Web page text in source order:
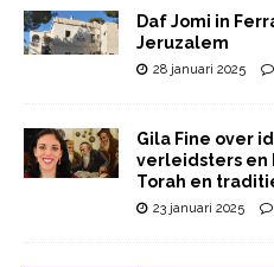
Daf Jomi in
Jeruzalem
28 januari 2025
Gila Fine over
verleidsters en
Torah en
23 januari 2025